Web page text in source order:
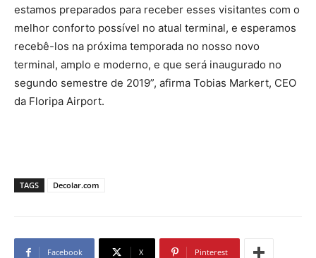
estamos preparados para receber esses visitantes com o
melhor conforto possível no atual terminal, e esperamos
recebê-los na próxima temporada no nosso novo
terminal, amplo e moderno, e que será inaugurado no
segundo semestre de 2019”, afirma Tobias Markert, CEO
da Floripa Airport.
TAGS Decolar.com
Facebook X Pinterest